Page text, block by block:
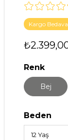
Kargo Bedava
Renk
Bej
Beden